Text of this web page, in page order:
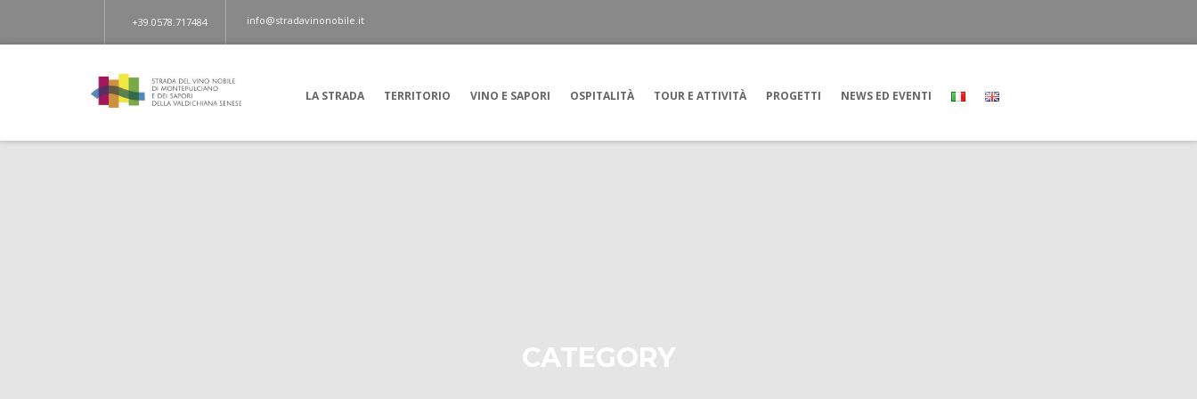
+39.0578.717484 info@stradavinonobile.it
LA STRADA TERRITORIO VINO E SAPORI OSPITALITÀ TOUR E ATTIVITÀ PROGETTI NEWS ED EVENTI
CATEGORY